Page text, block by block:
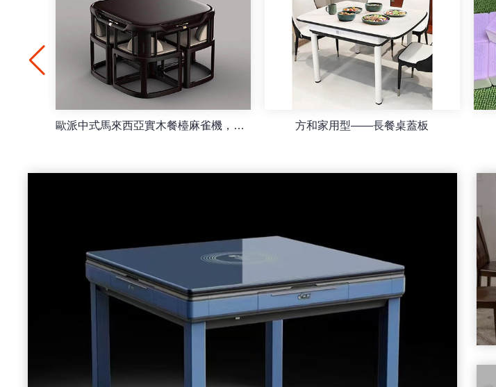
一字馬麻將機摺叠脚 高清麻將燈 LED Mahjong Lamp LED